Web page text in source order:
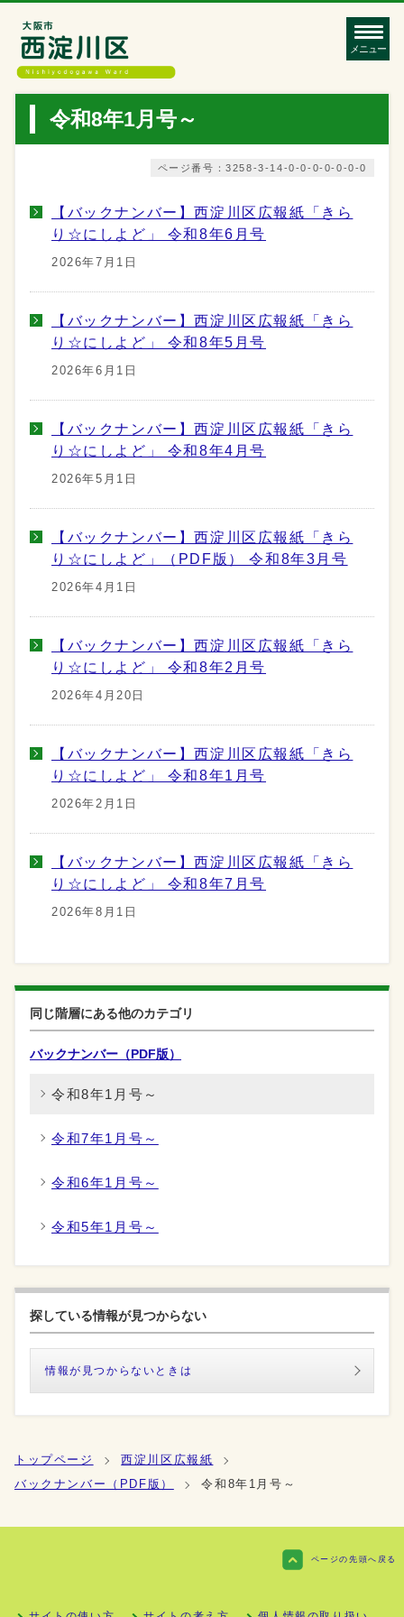
メニュー
令和8年1月号～
ページ番号：3258-3-14-0-0-0-0-0-0-0
【バックナンバー】西淀川区広報紙「きら
り☆にしよど」 令和8年6月号
2026年7月1日
【バックナンバー】西淀川区広報紙「きら
り☆にしよど」 令和8年5月号
2026年6月1日
【バックナンバー】西淀川区広報紙「きら
り☆にしよど」 令和8年4月号
2026年5月1日
【バックナンバー】西淀川区広報紙「きら
り☆にしよど」（PDF版） 令和8年3月号
2026年4月1日
【バックナンバー】西淀川区広報紙「きら
り☆にしよど」 令和8年2月号
2026年4月20日
【バックナンバー】西淀川区広報紙「きら
り☆にしよど」 令和8年1月号
2026年2月1日
【バックナンバー】西淀川区広報紙「きら
り☆にしよど」 令和8年7月号
2026年8月1日
同じ階層にある他のカテゴリ
バックナンバー（PDF版）
令和8年1月号～
令和7年1月号～
令和6年1月号～
令和5年1月号～
探している情報が見つからない
情報が見つからないときは
トップページ
西淀川区広報紙
バックナンバー（PDF版）
令和8年1月号～
ページの先頭へ戻る